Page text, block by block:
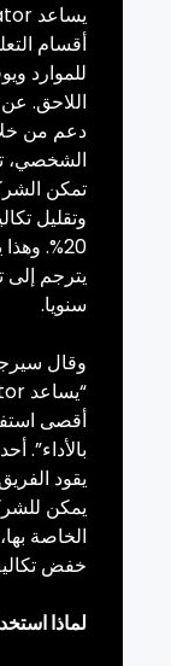
يساعد
أقسام
للموارد
اللاحق.
دعم من
الشخصي،
تمكن
وتقليل
20%.
يترجم إلى
سنويا.
وقال
“يساعد
أقصى
بالأداء”.
يقود
يمكن
الخاصة
خفض
لماذا